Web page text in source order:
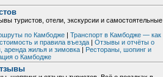
туристов, отели, экскурсии и самостоятельные
по Камбодже | Транспорт в Камбодже — как
и правила въезда | Отзывы и отчёты о
жилья и зимовка | Рестораны, шопинг и
о Камбодже